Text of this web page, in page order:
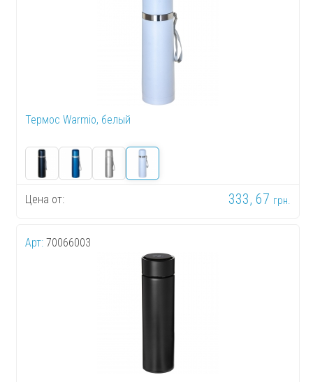
Термос Warmio, белый
Цена от: 333, 67 грн.
Арт: 70066003